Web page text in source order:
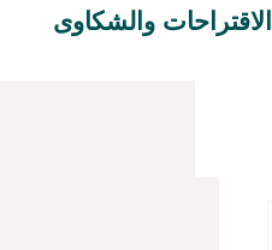
الاقتراحات والشكاوى